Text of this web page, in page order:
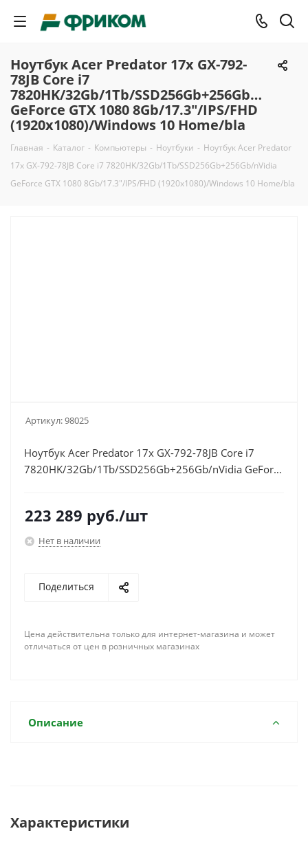
Ноутбук Acer Predator 17x GX-792-
78JB Core i7
7820HK/32Gb/1Tb/SSD256Gb+256Gb/nVidia
GeForce GTX 1080 8Gb/17.3"/IPS/FHD
(1920x1080)/Windows 10 Home/bla
Главная - Каталог - Компьютеры - Ноутбуки - Ноутбук Acer Predator
17x GX-792-78JB Core i7 7820HK/32Gb/1Tb/SSD256Gb+256Gb/nVidia
GeForce GTX 1080 8Gb/17.3"/IPS/FHD (1920x1080)/Windows 10 Home/bla
Артикул:98025
Ноутбук Acer Predator 17x GX-792-78JB Core i7
7820HK/32Gb/1Tb/SSD256Gb+256Gb/nVidia GeForce
223 289 руб./шт
Нет в наличии
Поделиться
Цена действительна только для интернет-магазина и может
отличаться от цен в розничных магазинах
Описание
Характеристики